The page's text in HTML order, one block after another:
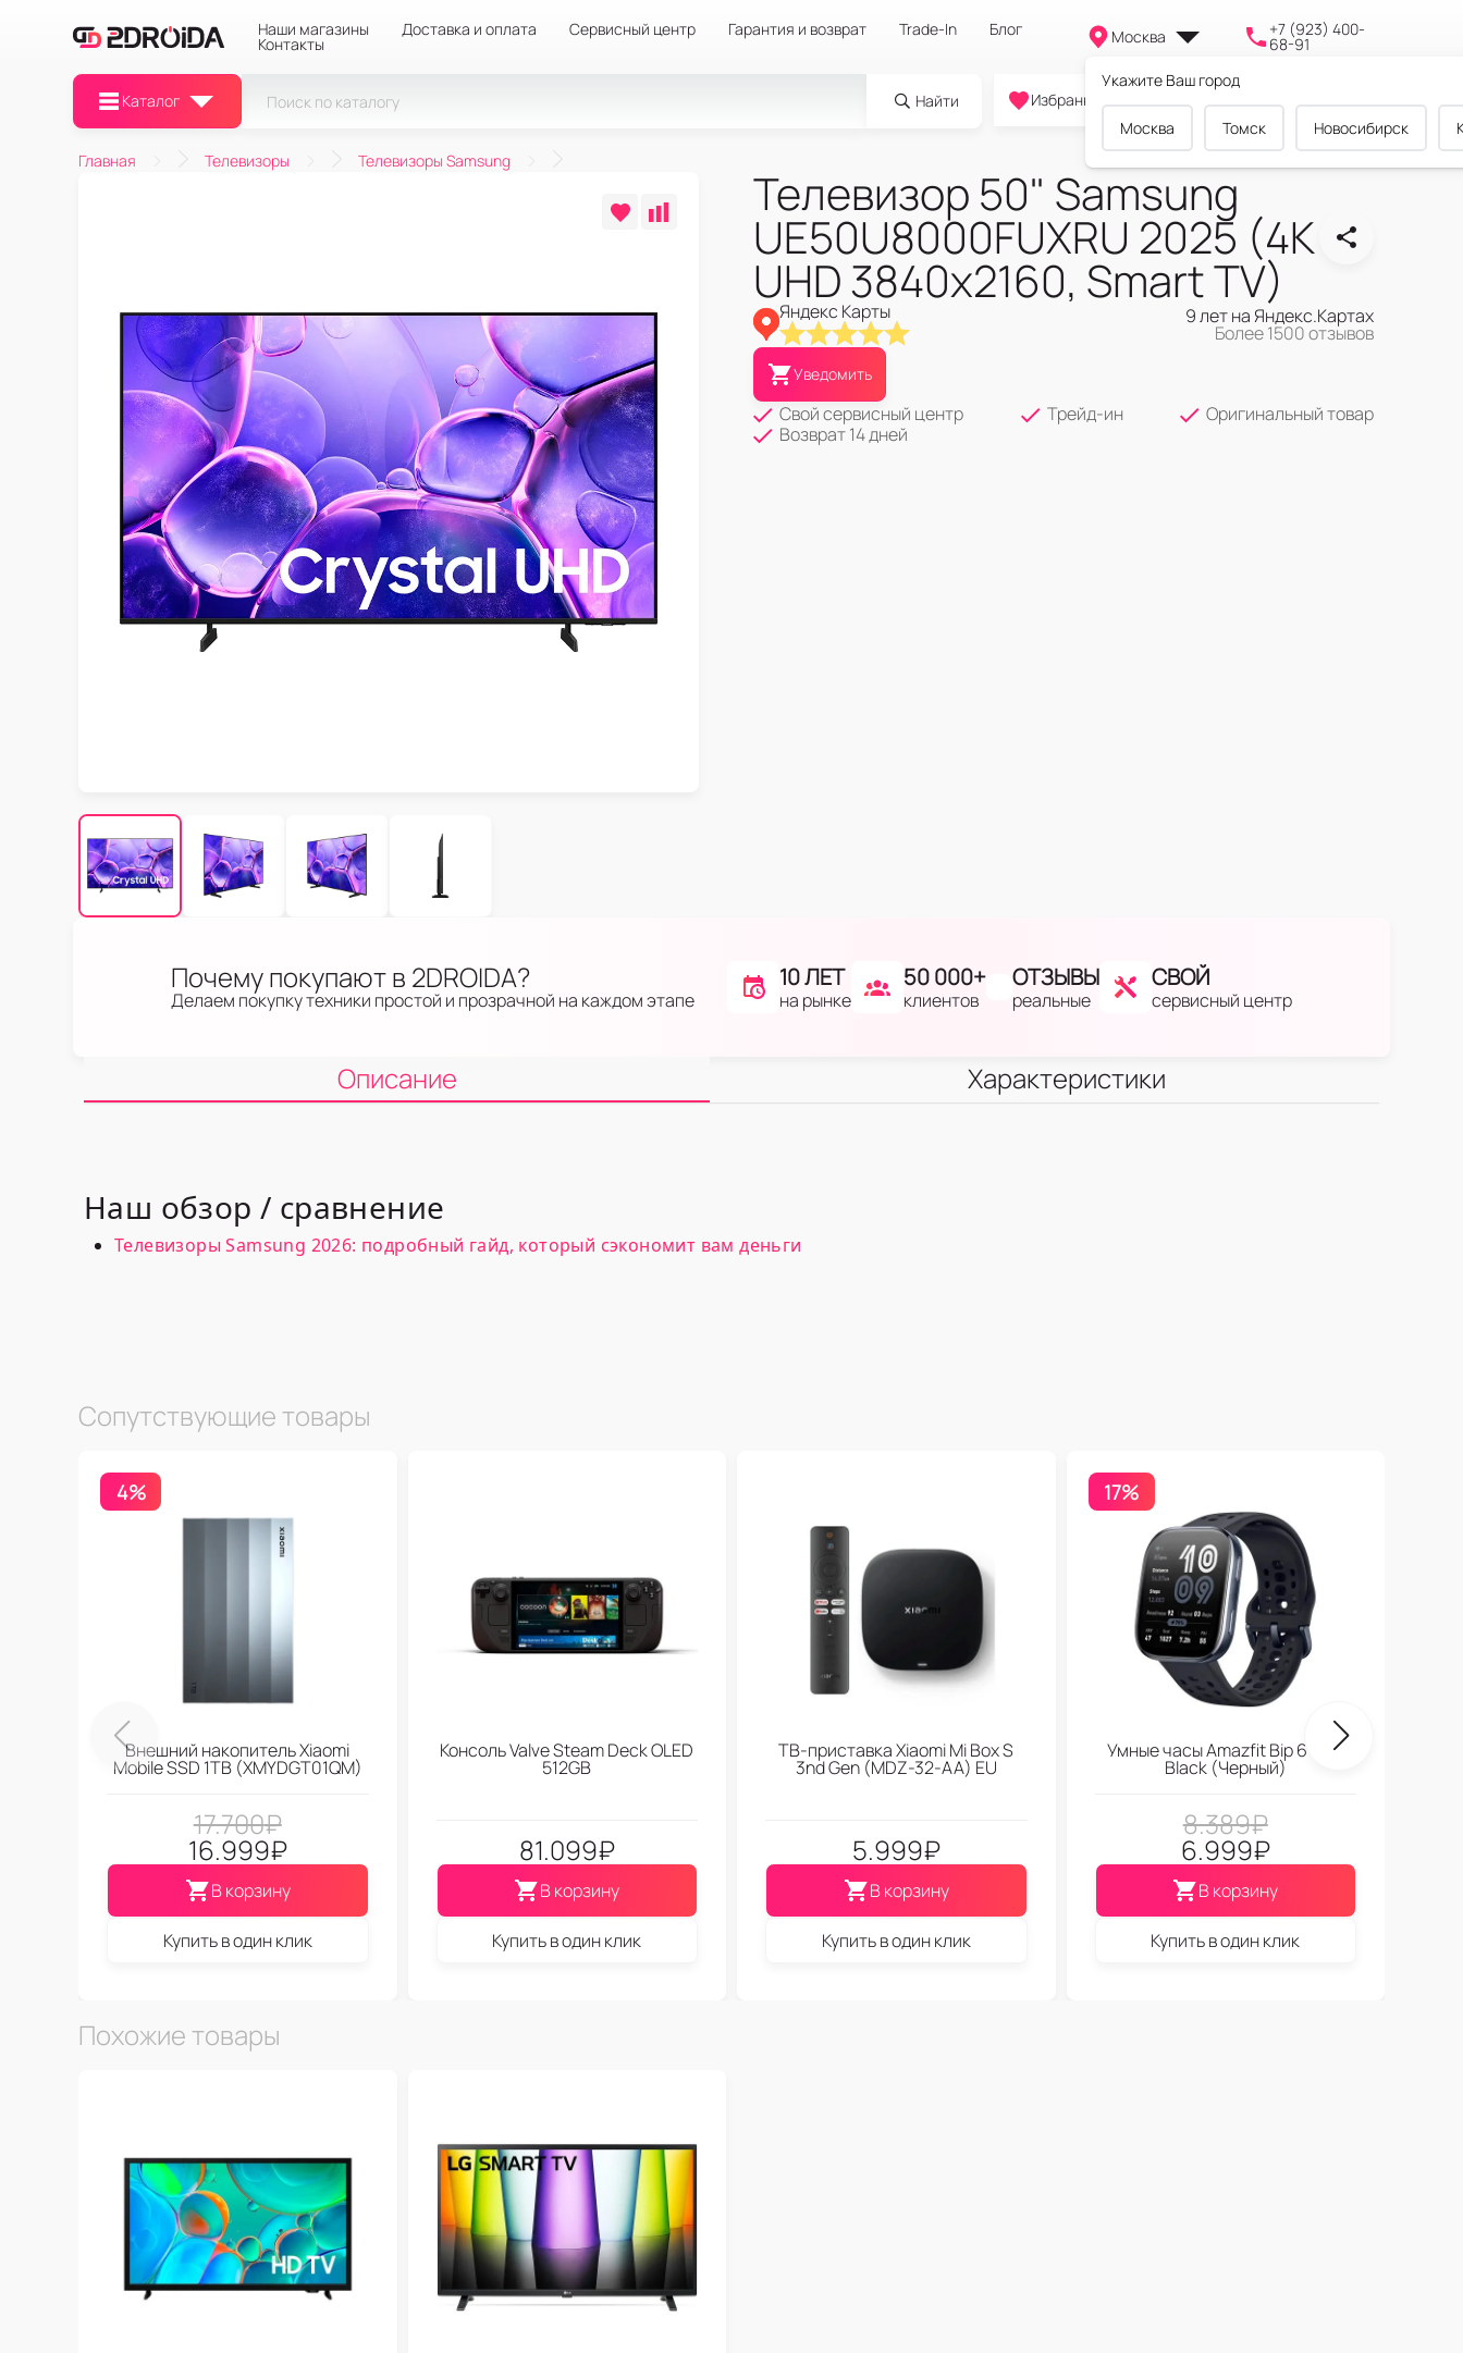
Наши магазины Доставка и оплата Сервисный центр Гарантия и возврат Trade-In Блог
Контакты Москва
Укажите Ваш город
Москва Томск Новосибирск
+7 (923) 400-
68-91
Каталог Найти
0
Избранное Cравнение Корзина
Главная Телевизоры Телевизоры Samsung
Телевизор 50" Samsung
UE50U8000FUXRU 2025 (4K
UHD 3840x2160, Smart TV)
Яндекс Карты 9 лет на Яндекс.Картах
Более 1500 отзывов
Уведомить
Свой сервисный центр Трейд-ин
Оригинальный товар
Возврат 14 дней
Почему покупают в 2DROIDA?
Делаем покупку техники простой и прозрачной на каждом этапе
10 ЛЕТ
на рынке
50 000+
клиентов
ОТЗЫВЫ
реальные
СВОЙ
сервисный центр
Описание Характеристики
Наш обзор / сравнение
Телевизоры Samsung 2026: подробный гайд, который сэкономит вам деньги
Сопутствующие товары
4%
Внешний накопитель Xiaomi
Mobile SSD 1TB (XMYDGT01QM)
17.700₽
16.999₽
В корзину
Купить в один клик
Консоль Valve Steam Deck OLED
512GB
81.099₽
В корзину
Купить в один клик
ТВ-приставка Xiaomi Mi Box S
3nd Gen (МDZ-32-АА) EU
5.999₽
В корзину
Купить в один клик
17%
Умные часы Amazfit Bip 6 Soft
Black (Черный)
8.389₽
6.999₽
В корзину
Купить в один клик
Похожие товары